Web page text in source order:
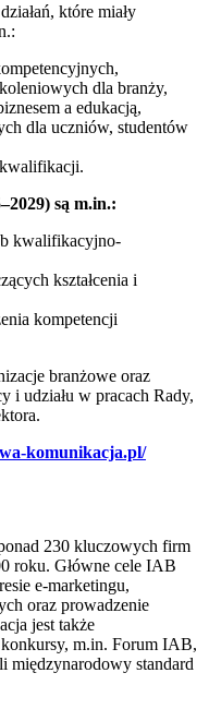
które miały
dla branży,
a edukacją,
dla uczniów, studentów
są m.in.:
kwalifikacyjno-
kształcenia i
kompetencji
branżowe oraz
i udziału w pracach Rady,
komunikacja.pl/
230 kluczowych firm
roku. Główne cele IAB
e-marketingu,
oraz prowadzenie
jest także
m.in. Forum IAB,
standard